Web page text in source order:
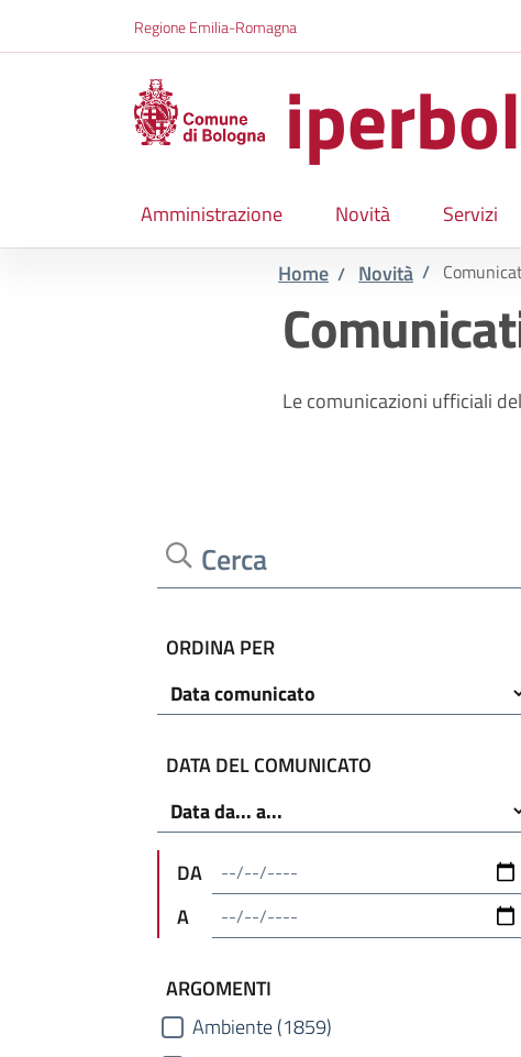
Regione Emilia-Romagna
Amministrazione Novità Servizi
Home / Novità /
Le comunicazioni ufficiali
Cerca
ORDINA PER
DATA DEL COMUNICATO
DA
A
ARGOMENTI
Ambiente (1859)